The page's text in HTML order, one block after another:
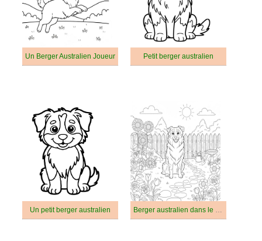
Un Berger Australien Joueur Petit berger australien
Un petit berger australien Berger australien dans le jardin